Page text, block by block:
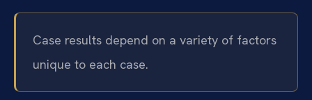
Case results depend on a variety of factors
unique to each case.